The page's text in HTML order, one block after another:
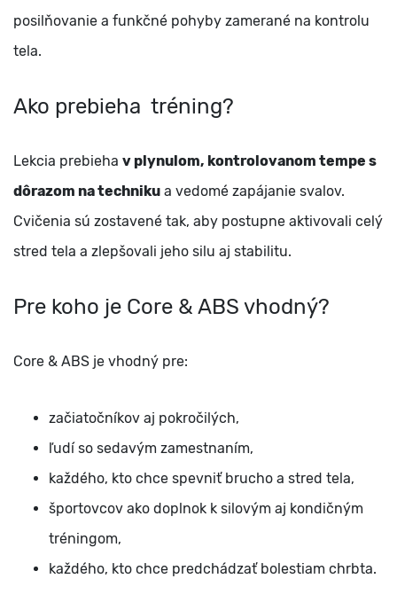
posilňovanie a funkčné pohyby zamerané na kontrolu
tela.
Ako prebieha tréning?
Lekcia prebieha v plynulom, kontrolovanom tempe s
dôrazom na techniku a vedomé zapájanie svalov.
Cvičenia sú zostavené tak, aby postupne aktivovali celý
stred tela a zlepšovali jeho silu aj stabilitu.
Pre koho je Core & ABS vhodný?
Core & ABS je vhodný pre:
začiatočníkov aj pokročilých,
ľudí so sedavým zamestnaním,
každého, kto chce spevniť brucho a stred tela,
športovcov ako doplnok k silovým aj kondičným
tréningom,
každého, kto chce predchádzať bolestiam chrbta.